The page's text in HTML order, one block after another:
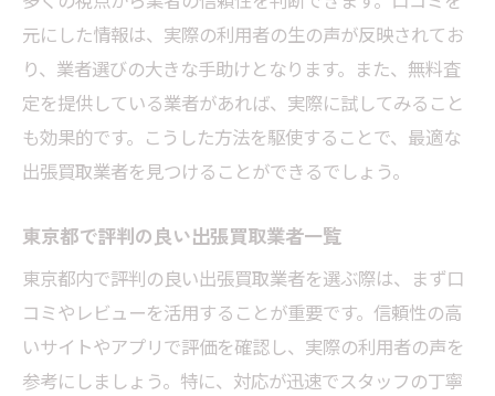
元にした情報は、実際の利用者の生の声が反映されてお
り、業者選びの大きな手助けとなります。また、無料査
定を提供している業者があれば、実際に試してみること
も効果的です。こうした方法を駆使することで、最適な
出張買取業者を見つけることができるでしょう。
東京都で評判の良い出張買取業者一覧
東京都内で評判の良い出張買取業者を選ぶ際は、まず口
コミやレビューを活用することが重要です。信頼性の高
いサイトやアプリで評価を確認し、実際の利用者の声を
参考にしましょう。特に、対応が迅速でスタッフの丁寧